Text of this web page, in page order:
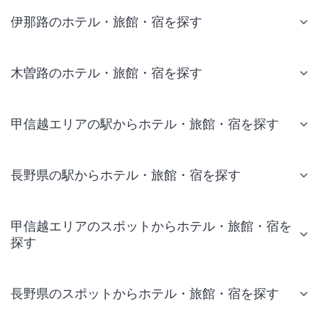
伊那路のホテル・旅館・宿を探す
木曽路のホテル・旅館・宿を探す
甲信越エリアの駅からホテル・旅館・宿を探す
長野県の駅からホテル・旅館・宿を探す
甲信越エリアのスポットからホテル・旅館・宿を
探す
長野県のスポットからホテル・旅館・宿を探す